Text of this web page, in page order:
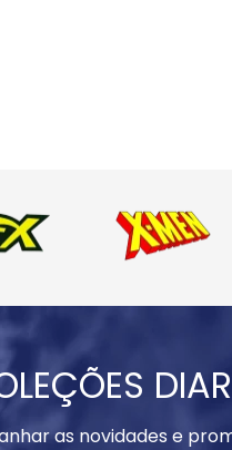
as novidades e